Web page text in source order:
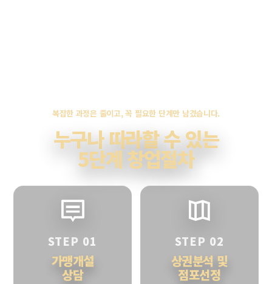
복잡한 과정은 줄이고, 꼭 필요한 단계만 남겼습니다.
누구나 따라할 수 있는
5단계 창업절차
STEP 01
가맹개설
상담
STEP 02
상권분석 및
점포선정